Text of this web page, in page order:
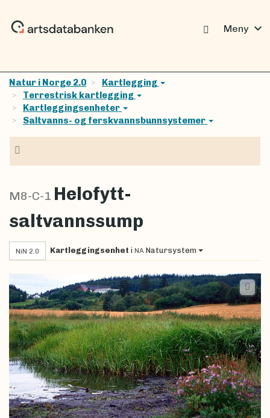
Meny expand_more
Natur i Norge 2.0
Kartlegging
Terrestrisk kartlegging
Kartleggingsenheter
Saltvanns- og ferskvannsbunnsystemer
M8-C-1 Helofytt-
saltvannssump
NiN 2.0 Kartleggingsenhet i NA Natursystem